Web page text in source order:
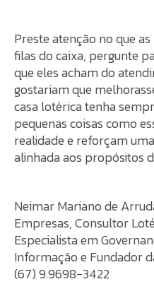
Preste atenção no que
filas do caixa, pergunte
que eles acham do
gostariam que
casa lotérica tenha
pequenas coisas como
realidade e reforçam
alinhada aos propósitos
Neimar Mariano de
Empresas, Consultor
Especialista em
Informação e Fundador
(67) 9.9698-3422